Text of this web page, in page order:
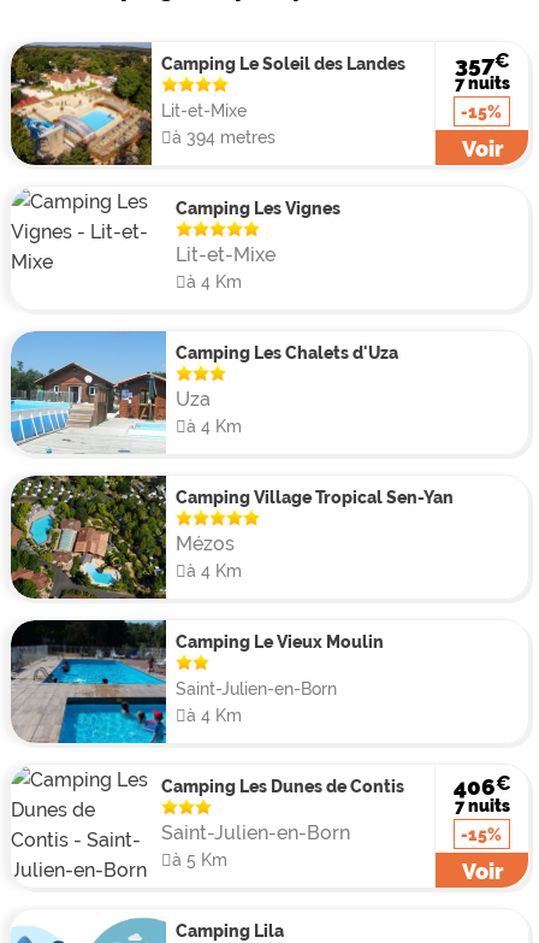
L'espace aquatique du camping n'est pas moins
luxueux : un parc aquatique en lagon de 850 m²
comprenant 2 pataugeoires, un bassin de natation, 1
grande piscine couverte et des toboggans . L'ensemble
du parc aquatique est bordé de plage et terrasse en
bois aménagée de transtas ainsi que d'un bar-lounge
et de la terrasse du restaurant.
Camping Le Soleil des Landes
Lit-et-Mixe
à 394 metres
357€
7 nuits
-15%
Voir
Camping Les Vignes
Lit-et-Mixe
à 4 Km
Camping Les Chalets d'Uza
Uza
à 4 Km
Camping Village Tropical Sen-Yan
Mézos
à 4 Km
Camping Le Vieux Moulin
Saint-Julien-en-Born
à 4 Km
Camping Les Dunes de Contis
Saint-Julien-en-Born
à 5 Km
406€
7 nuits
-15%
Voir
Camping Lila